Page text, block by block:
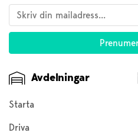
Avdelningar
Starta
Driva